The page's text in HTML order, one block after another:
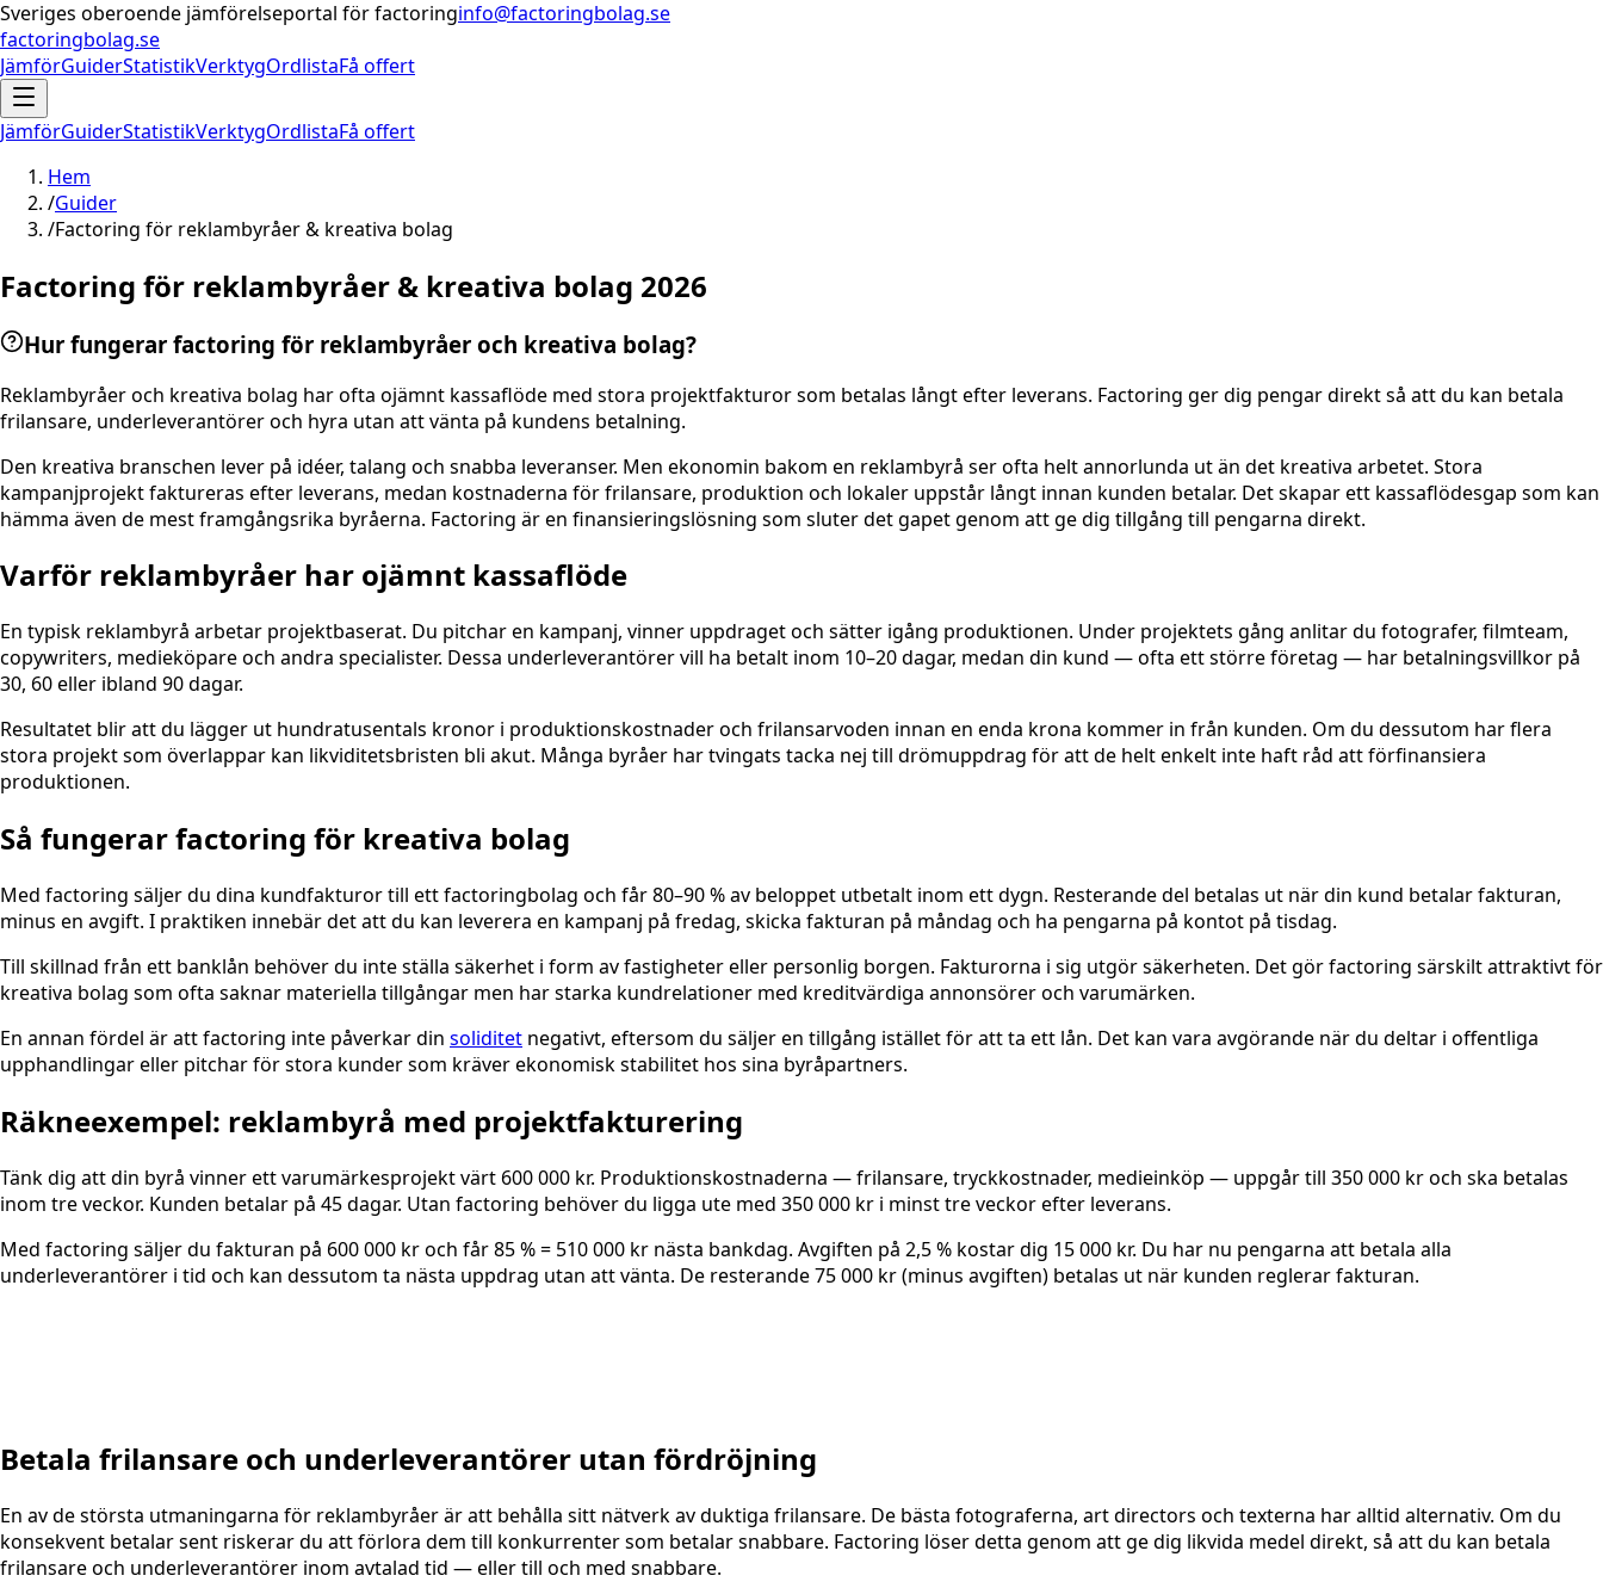
Sveriges oberoende jämförelseportal för factoringinfo@factoringbolag.se
factoringbolag.se
JämförGuiderStatistikVerktygOrdlistaFå offert
JämförGuiderStatistikVerktygOrdlistaFå offert
Hem
/Guider
/Factoring för reklambyråer & kreativa bolag
Factoring för reklambyråer & kreativa bolag 2026
Hur fungerar factoring för reklambyråer och kreativa bolag?
Reklambyråer och kreativa bolag har ofta ojämnt kassaflöde med stora projektfakturor som betalas långt efter leverans. Factoring ger dig pengar direkt så att du kan betala
frilansare, underleverantörer och hyra utan att vänta på kundens betalning.
Den kreativa branschen lever på idéer, talang och snabba leveranser. Men ekonomin bakom en reklambyrå ser ofta helt annorlunda ut än det kreativa arbetet. Stora
kampanjprojekt faktureras efter leverans, medan kostnaderna för frilansare, produktion och lokaler uppstår långt innan kunden betalar. Det skapar ett kassaflödesgap som kan
hämma även de mest framgångsrika byråerna. Factoring är en finansieringslösning som sluter det gapet genom att ge dig tillgång till pengarna direkt.
Varför reklambyråer har ojämnt kassaflöde
En typisk reklambyrå arbetar projektbaserat. Du pitchar en kampanj, vinner uppdraget och sätter igång produktionen. Under projektets gång anlitar du fotografer, filmteam,
copywriters, medieköpare och andra specialister. Dessa underleverantörer vill ha betalt inom 10–20 dagar, medan din kund — ofta ett större företag — har betalningsvillkor på
30, 60 eller ibland 90 dagar.
Resultatet blir att du lägger ut hundratusentals kronor i produktionskostnader och frilansarvoden innan en enda krona kommer in från kunden. Om du dessutom har flera
stora projekt som överlappar kan likviditetsbristen bli akut. Många byråer har tvingats tacka nej till drömuppdrag för att de helt enkelt inte haft råd att förfinansiera
produktionen.
Så fungerar factoring för kreativa bolag
Med factoring säljer du dina kundfakturor till ett factoringbolag och får 80–90 % av beloppet utbetalt inom ett dygn. Resterande del betalas ut när din kund betalar fakturan,
minus en avgift. I praktiken innebär det att du kan leverera en kampanj på fredag, skicka fakturan på måndag och ha pengarna på kontot på tisdag.
Till skillnad från ett banklån behöver du inte ställa säkerhet i form av fastigheter eller personlig borgen. Fakturorna i sig utgör säkerheten. Det gör factoring särskilt attraktivt för
kreativa bolag som ofta saknar materiella tillgångar men har starka kundrelationer med kreditvärdiga annonsörer och varumärken.
En annan fördel är att factoring inte påverkar din soliditet negativt, eftersom du säljer en tillgång istället för att ta ett lån. Det kan vara avgörande när du deltar i offentliga
upphandlingar eller pitchar för stora kunder som kräver ekonomisk stabilitet hos sina byråpartners.
Räkneexempel: reklambyrå med projektfakturering
Tänk dig att din byrå vinner ett varumärkesprojekt värt 600 000 kr. Produktionskostnaderna — frilansare, tryckkostnader, medieinköp — uppgår till 350 000 kr och ska betalas
inom tre veckor. Kunden betalar på 45 dagar. Utan factoring behöver du ligga ute med 350 000 kr i minst tre veckor efter leverans.
Med factoring säljer du fakturan på 600 000 kr och får 85 % = 510 000 kr nästa bankdag. Avgiften på 2,5 % kostar dig 15 000 kr. Du har nu pengarna att betala alla
underleverantörer i tid och kan dessutom ta nästa uppdrag utan att vänta. De resterande 75 000 kr (minus avgiften) betalas ut när kunden reglerar fakturan.
Betala frilansare och underleverantörer utan fördröjning
En av de största utmaningarna för reklambyråer är att behålla sitt nätverk av duktiga frilansare. De bästa fotograferna, art directors och texterna har alltid alternativ. Om du
konsekvent betalar sent riskerar du att förlora dem till konkurrenter som betalar snabbare. Factoring löser detta genom att ge dig likvida medel direkt, så att du kan betala
frilansare och underleverantörer inom avtalad tid — eller till och med snabbare.